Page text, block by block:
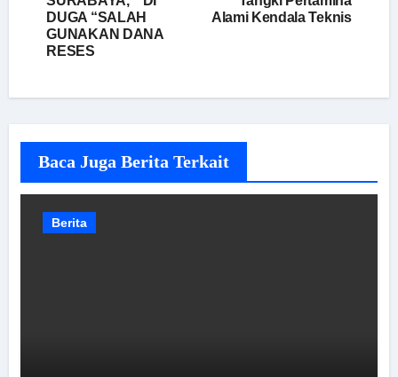
DUGA “SALAH
GUNAKAN DANA
RESES
Alami Kendala Teknis
Baca Juga Berita Terkait
Berita